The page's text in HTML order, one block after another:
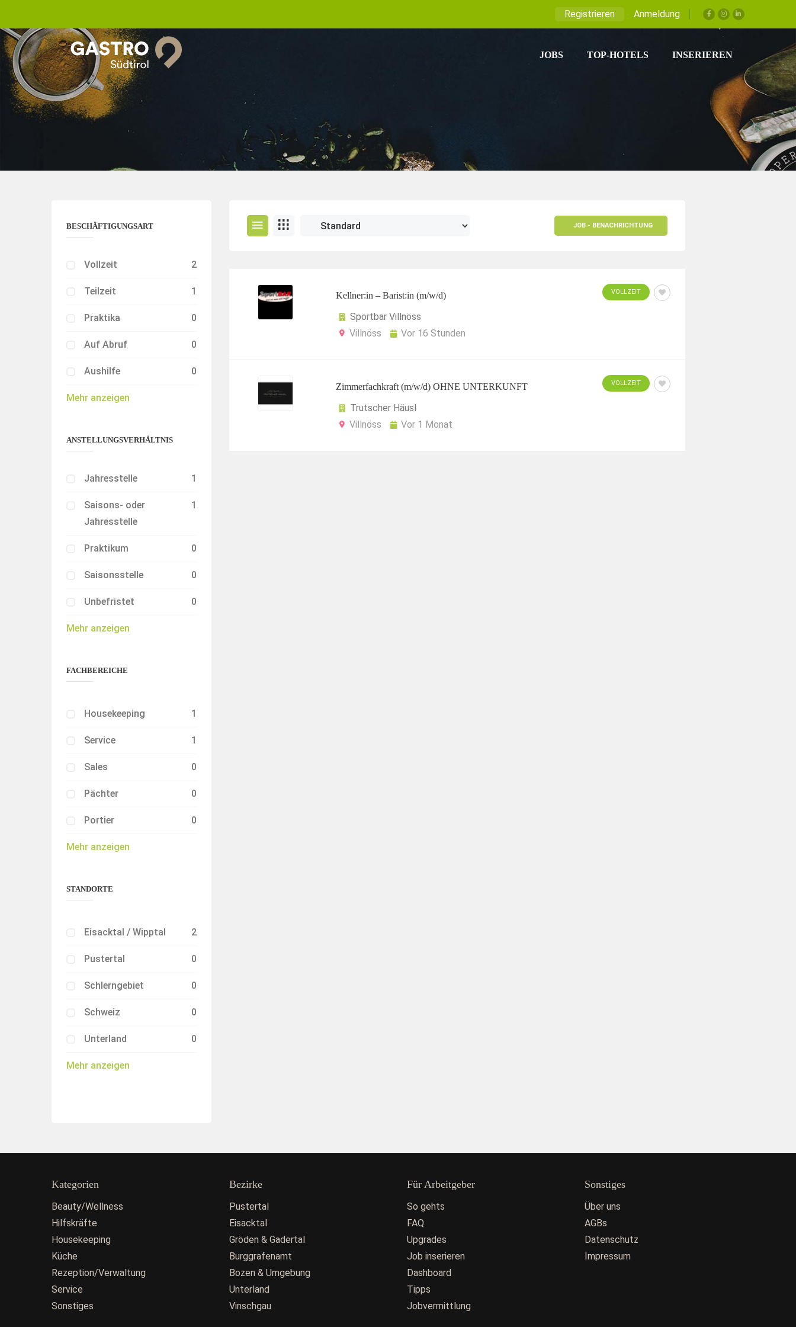
Registrieren Anmeldung
JOBS TOP-HOTELS INSERIEREN
BESCHÄFTIGUNGSART
Vollzeit 2
Teilzeit 1
Praktika 0
Auf Abruf 0
Aushilfe 0
Mehr anzeigen
ANSTELLUNGSVERHÄLTNIS
Jahresstelle 1
Saisons- oder
Jahresstelle
1
Praktikum 0
Saisonsstelle 0
Unbefristet 0
Mehr anzeigen
FACHBEREICHE
Housekeeping 1
Service 1
Sales 0
Pächter 0
Portier 0
Mehr anzeigen
STANDORTE
Eisacktal / Wipptal 2
Pustertal 0
Schlerngebiet 0
Schweiz 0
Unterland 0
Mehr anzeigen
JOB - BENACHRICHTUNG
Kellner:in – Barist:in (m/w/d)
Sportbar Villnöss
Villnöss
Vor 16 Stunden
VOLLZEIT
Zimmerfachkraft (m/w/d) OHNE UNTERKUNFT
Trutscher Häusl
Villnöss
Vor 1 Monat
VOLLZEIT
Kategorien
Beauty/Wellness
Hilfskräfte
Housekeeping
Küche
Rezeption/Verwaltung
Service
Sonstiges
Bezirke
Pustertal
Eisacktal
Gröden & Gadertal
Burggrafenamt
Bozen & Umgebung
Unterland
Vinschgau
Für Arbeitgeber
So gehts
FAQ
Upgrades
Job inserieren
Dashboard
Tipps
Jobvermittlung
Sonstiges
Über uns
AGBs
Datenschutz
Impressum